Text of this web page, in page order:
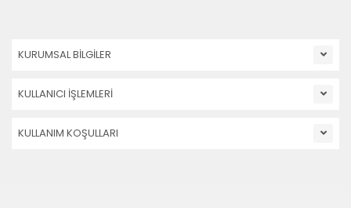
KURUMSAL BİLGİLER
KULLANICI İŞLEMLERİ
KULLANIM KOŞULLARI